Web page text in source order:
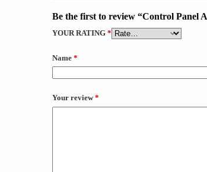
Be the first to review “Control Panel
YOUR RATING*
Name *
Your review*